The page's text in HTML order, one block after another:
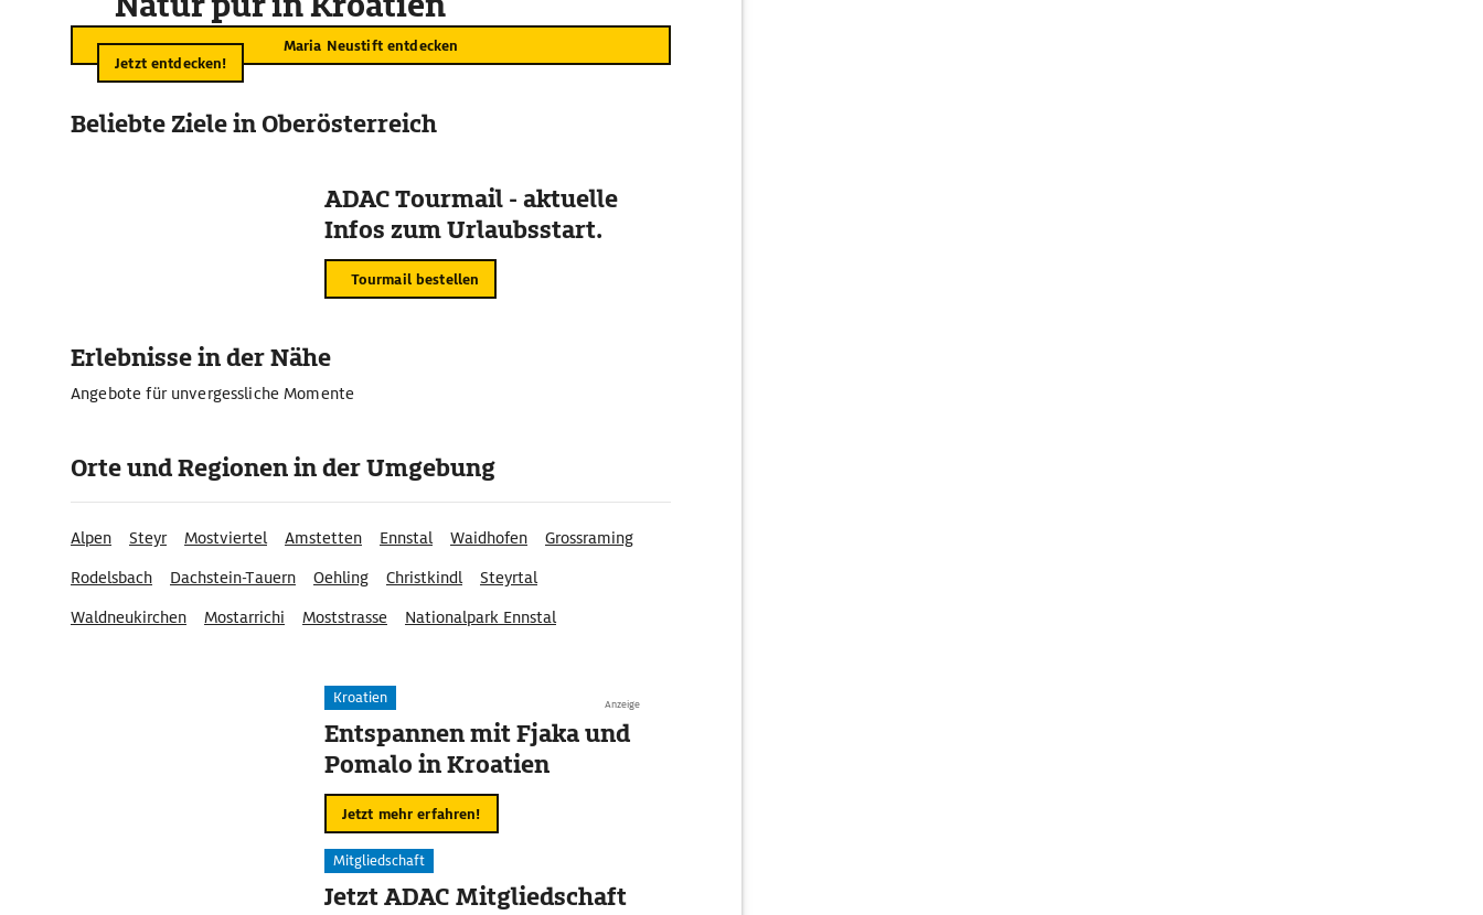
Maria Neustift entdecken
Jetzt entdecken!
Beliebte Ziele in Oberösterreich
ADAC Tourmail - aktuelle
Infos zum Urlaubsstart.
Tourmail bestellen
Erlebnisse in der Nähe
Angebote für unvergessliche Momente
Orte und Regionen in der Umgebung
Alpen Steyr Mostviertel Amstetten Ennstal Waidhofen
Grossraming
Rodelsbach
Dachstein-Tauern Oehling Christkindl
Steyrtal
Waldneukirchen
Mostarrichi Moststrasse Nationalpark Ennstal
Anzeige
Kroatien
Entspannen mit Fjaka und
Pomalo in Kroatien
Jetzt mehr erfahren!
Mitgliedschaft
Jetzt ADAC Mitgliedschaft